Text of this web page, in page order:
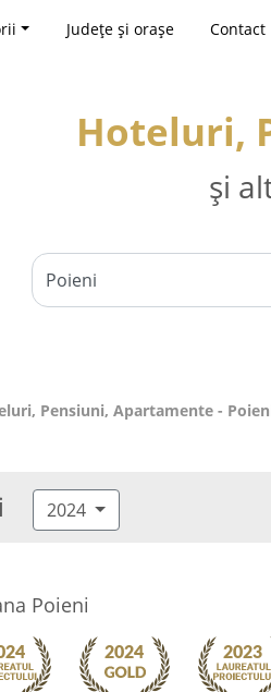
Județe și orașe Contact
Hoteluri,
și
Pensiuni, Apartamente -
2024
Poieni